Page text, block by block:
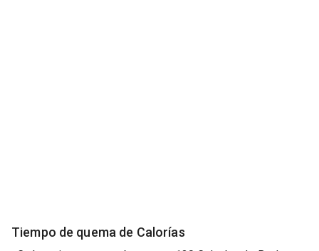
Tiempo de quema de Calorías